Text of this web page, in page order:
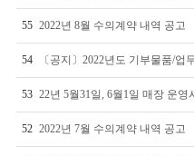
55 2022년 8월 수의계약 내역 공고
54 〔공지〕2022년도 기부물품/
53 22년 5월31일, 6월1일 매장 운영
52 2022년 7월 수의계약 내역 공고